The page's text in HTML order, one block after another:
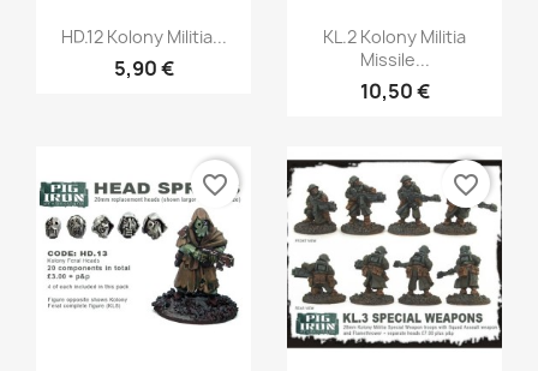
Aperçu rapide
HD.12 Kolony Militia...
5,90 €
 Aperçu rapide
KL.2 Kolony Militia
Missile...
10,50 €
favorite_border favorite_border